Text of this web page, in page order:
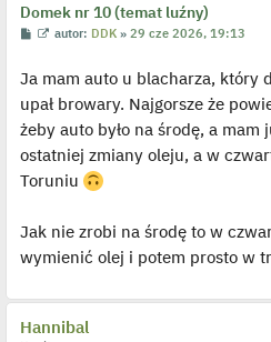
Domek nr 10 (temat luźny)
P
t
W
w
e
l
p
o
j
e
n
z
o
s
t
autor: DDK »29 cze 2026, 19:13
Ja mam auto u blacharza, który
upał browary. Najgorsze że
żeby auto było na środę, a mam
ostatniej zmiany oleju, a w
Toruniu
Jak nie zrobi na środę to w
wymienić olej i potem prosto w
Hannibal